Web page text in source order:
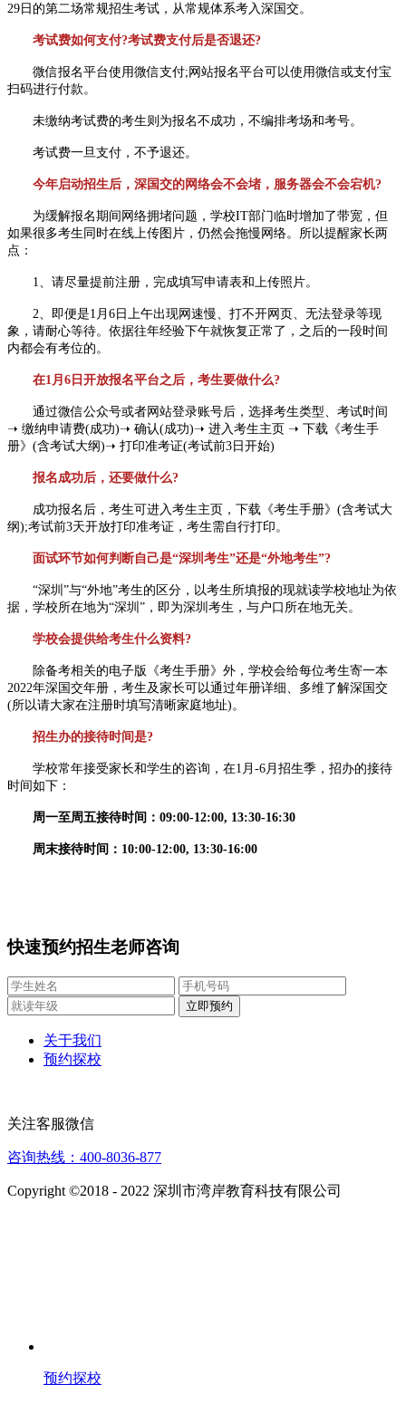
29日的第二场常规招生考试，从常规体系考入深国交。
考试费如何支付?考试费支付后是否退还?
微信报名平台使用微信支付;网站报名平台可以使用微信或支付宝
扫码进行付款。
未缴纳考试费的考生则为报名不成功，不编排考场和考号。
考试费一旦支付，不予退还。
今年启动招生后，深国交的网络会不会堵，服务器会不会宕机?
为缓解报名期间网络拥堵问题，学校IT部门临时增加了带宽，但
如果很多考生同时在线上传图片，仍然会拖慢网络。所以提醒家长两
点：
1、请尽量提前注册，完成填写申请表和上传照片。
2、即便是1月6日上午出现网速慢、打不开网页、无法登录等现
象，请耐心等待。依据往年经验下午就恢复正常了，之后的一段时间
内都会有考位的。
在1月6日开放报名平台之后，考生要做什么?
通过微信公众号或者网站登录账号后，选择考生类型、考试时间
➝ 缴纳申请费(成功)➝ 确认(成功)➝ 进入考生主页 ➝ 下载《考生手
册》(含考试大纲)➝ 打印准考证(考试前3日开始)
报名成功后，还要做什么?
成功报名后，考生可进入考生主页，下载《考生手册》(含考试大
纲);考试前3天开放打印准考证，考生需自行打印。
面试环节如何判断自己是“深圳考生”还是“外地考生”?
“深圳”与“外地”考生的区分，以考生所填报的现就读学校地址为依
据，学校所在地为“深圳”，即为深圳考生，与户口所在地无关。
学校会提供给考生什么资料?
除备考相关的电子版《考生手册》外，学校会给每位考生寄一本
2022年深国交年册，考生及家长可以通过年册详细、多维了解深国交
(所以请大家在注册时填写清晰家庭地址)。
招生办的接待时间是?
学校常年接受家长和学生的咨询，在1月-6月招生季，招办的接待
时间如下：
周一至周五接待时间：09:00-12:00, 13:30-16:30
周末接待时间：10:00-12:00, 13:30-16:00
快速预约招生老师咨询
关于我们
预约探校
关注客服微信
咨询热线：400-8036-877
Copyright ©2018 - 2022 深圳市湾岸教育科技有限公司
预约探校